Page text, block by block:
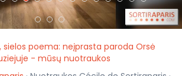
sielos poema: neįprasta paroda Orsė
- mūsų nuotraukos